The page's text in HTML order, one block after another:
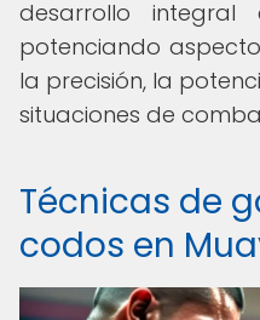
desarrollo integral
potenciando
la precisión, la
situaciones de
Técnicas de
codos en